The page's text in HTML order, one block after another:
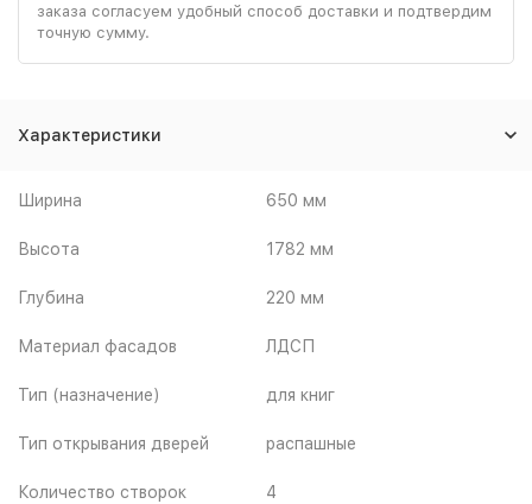
заказа согласуем удобный способ доставки и подтвердим
точную сумму.
Характеристики
Ширина 650 мм
Высота 1782 мм
Глубина 220 мм
Материал фасадов ЛДСП
Тип (назначение) для книг
Тип открывания дверей распашные
Количество створок
4